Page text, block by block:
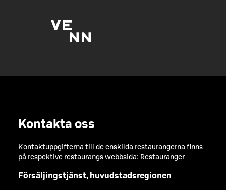
Kontakta oss
Kontaktuppgifterna till de enskilda restaurangerna finns
på respektive restaurangs webbsida: Restauranger
Försäljingstjänst, huvudstadsregionen